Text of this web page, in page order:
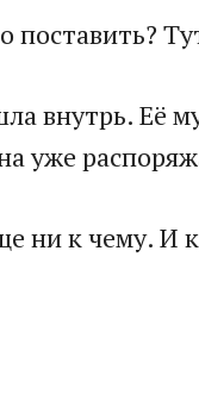
поставить?
внутрь. Её
уже
ни к чему. И